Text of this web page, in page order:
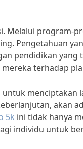
Melalui program-
Pengetahuan
pendidikan yang
terhadap
menciptakan
akan
5k ini tidak hanya
individu untuk